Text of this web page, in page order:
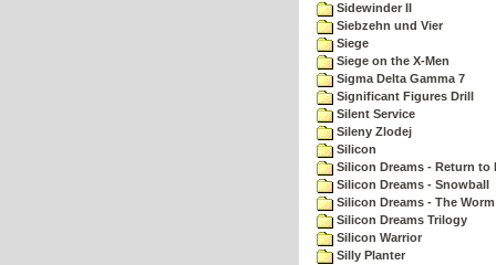
Sidewinder II
Siebzehn und Vier
Siege
Siege on the X-Men
Sigma Delta Gamma 7
Significant Figures Drill
Silent Service
Sileny Zlodej
Silicon
Silicon Dreams - Return to
Silicon Dreams - Snowball
Silicon Dreams - The
Silicon Dreams Trilogy
Silicon Warrior
Silly Planter